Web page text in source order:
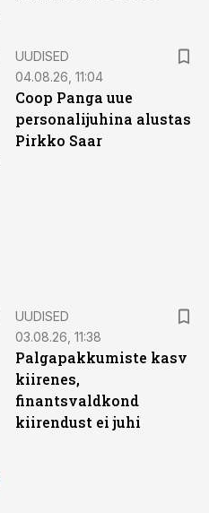
UUDISED
04.08.26, 11:04
Coop Panga uue
personalijuhina alustas
Pirkko Saar
UUDISED
03.08.26, 11:38
Palgapakkumiste kasv
kiirenes,
finantsvaldkond
kiirendust ei juhi